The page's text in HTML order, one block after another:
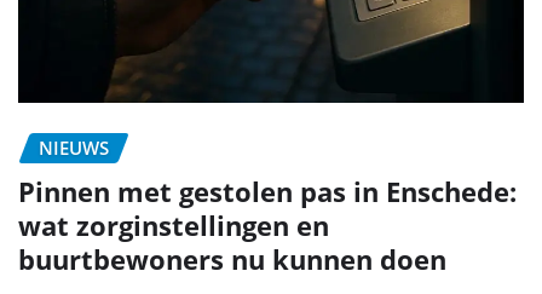
NIEUWS
Pinnen met gestolen pas in Enschede:
wat zorginstellingen en
buurtbewoners nu kunnen doen